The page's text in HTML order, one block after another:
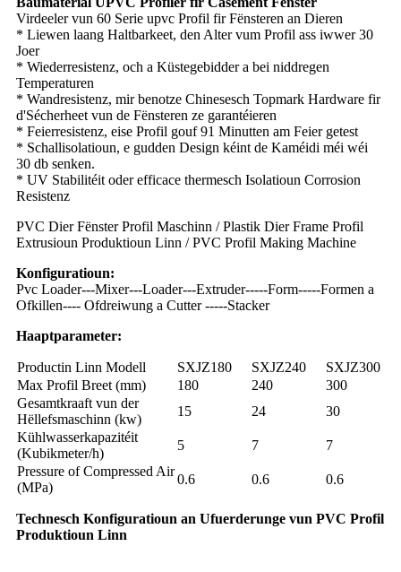
Virdeeler vun 60 Serie upvc Profil fir Fënsteren an Dieren
* Liewen laang Haltbarkeet, den Alter vum Profil ass iwwer 30
Joer
* Wiederresistenz, och a Küstegebidder a bei niddregen
Temperaturen
* Wandresistenz, mir benotze Chinesesch Topmark Hardware fir
d'Sécherheet vun de Fënsteren ze garantéieren
* Feierresistenz, eise Profil gouf 91 Minutten am Feier getest
* Schallisolatioun, e gudden Design kéint de Kaméidi méi wéi
30 db senken.
* UV Stabilitéit oder efficace thermesch Isolatioun Corrosion
Resistenz
PVC Dier Fënster Profil Maschinn / Plastik Dier Frame Profil
Extrusioun Produktioun Linn / PVC Profil Making Machine
Konfiguratioun:
Pvc Loader---Mixer---Loader---Extruder-----Form-----Formen a
Ofkillen---- Ofdreiwung a Cutter -----Stacker
Haaptparameter:
Productin Linn Modell SXJZ180 SXJZ240
SXJZ300
Max Profil Breet (mm)
180 240
300
Gesamtkraaft vun der
Hëllefsmaschinn (kw)
15 24
30
Kühlwasserkapazitéit
(Kubikmeter/h)
5 7
7
Pressure of Compressed Air
(MPa)
0.6 0.6 0.6
Technesch Konfiguratioun an Ufuerderunge vun PVC Profil
Produktioun Linn